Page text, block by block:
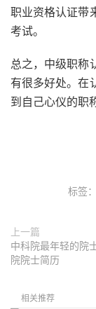
职业资格认证带
考试。
总之，中级职称
有很多好处。在
到自己心仪的职
标签：
上一篇
中科院最年轻的院
院院士简历
相关推荐